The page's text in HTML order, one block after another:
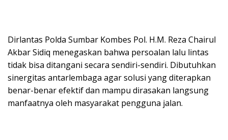
Dirlantas Polda Sumbar Kombes Pol. H.M. Reza Chairul
Akbar Sidiq menegaskan bahwa persoalan lalu lintas
tidak bisa ditangani secara sendiri-sendiri. Dibutuhkan
sinergitas antarlembaga agar solusi yang diterapkan
benar-benar efektif dan mampu dirasakan langsung
manfaatnya oleh masyarakat pengguna jalan.